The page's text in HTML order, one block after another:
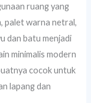
ruang yang
palet warna netral,
dan batu menjadi
minimalis modern
cocok untuk
lapang dan